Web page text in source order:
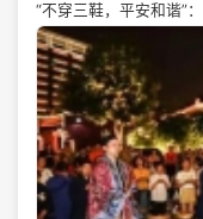
“不穿三鞋，平安和谐”